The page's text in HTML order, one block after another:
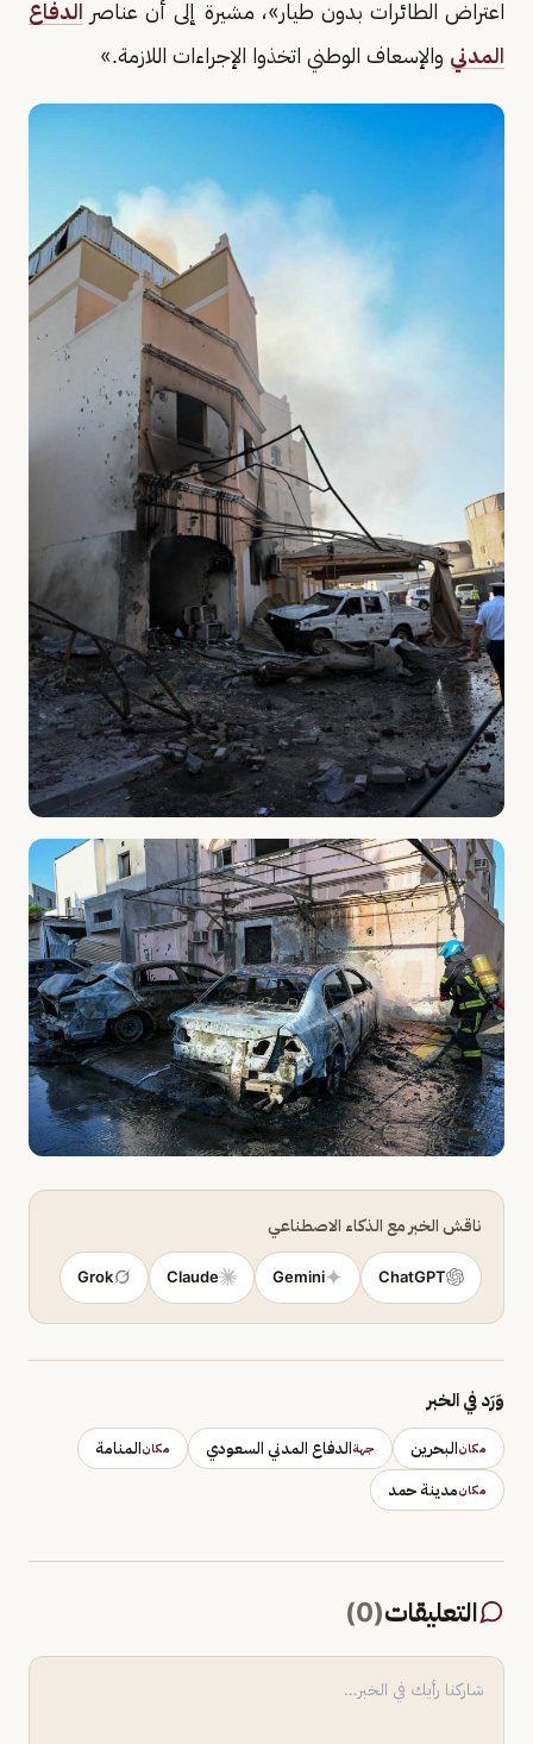
اعتراض الطائرات بدون طيار»، مشيرة إلى أن عناصر الدفاع
المدني والإسعاف الوطني اتخذوا الإجراءات اللازمة.»
ناقش الخبر مع الذكاء الاصطناعي
ChatGPT
Gemini
Claude
Grok
وَرَد في الخبر
مكانالبحرين جهةالدفاع المدني السعودي مكانالمنامة
مكانمدينة حمد
التعليقات(
0
)